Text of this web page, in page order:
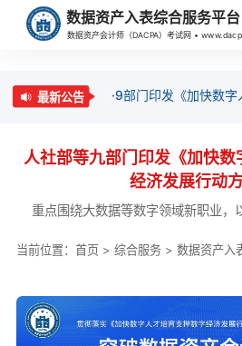
数据资产入表综合服务平台
数据资产会计师（DACPA）考试网 •
最新公告 ·9部门印发《加快数
人社部等九部门印发《加快
经济发展行动方
重点围绕大数据等数字领域新职业，
当前位置： 首页> 综合服务> 数据资产入